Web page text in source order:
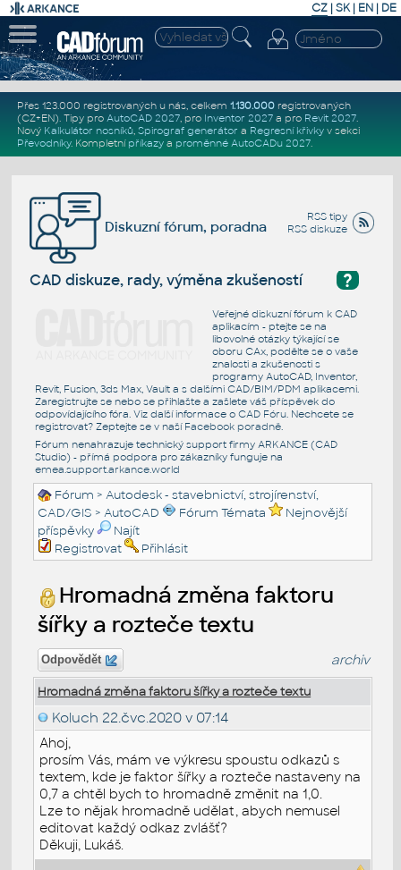
CZ | SK| EN | DE
Přes 123.000 registrovaných u nás, celkem 1.130.000registrovaných
(CZ+EN). Tipy pro AutoCAD 2027, pro Inventor 2027a pro Revit 2027.
Nový Kalkulátor nosníků, Spirograf generátor a Regresní křivkyv sekci
Převodníky. Kompletní příkazya proměnné AutoCADu 2027.
RSS tipy
RSS diskuze
Diskuzní fórum, poradna
?
CAD diskuze, rady, výměna zkušeností
Veřejné diskuzní fórum k CAD
aplikacím - ptejte se na
libovolné otázky týkající se
oboru CAx, podělte se o vaše
znalosti a zkušenosti s
programy AutoCAD, Inventor,
Revit, Fusion, 3ds Max, Vault a s dalšími CAD/BIM/PDM aplikacemi.
Zaregistrujte se nebo se přihlašte a zašlete váš příspěvek do
odpovídajícího fóra. Viz další informace o CAD Fóru. Nechcete se
registrovat? Zeptejte se v naší Facebook poradně.
Fórum nenahrazuje technický support firmy ARKANCE (CAD
Studio) - přímá podpora pro zákazníky funguje na
emea.support.arkance.world
Fórum >Autodesk - stavebnictví, strojírenství,
CAD/GIS >AutoCAD Fórum Témata
Nejnovější
příspěvky
Najít
Registrovat
Přihlásit
Hromadná změna faktoru
šířky a rozteče textu
Odpovědět archiv
Hromadná změna faktoru šířky a rozteče textu
Koluch 22.čvc.2020 v 07:14
Ahoj,
prosím Vás, mám ve výkresu spoustu odkazů s
textem, kde je faktor šířky a rozteče nastaveny na
0,7 a chtěl bych to hromadně změnit na 1,0.
Lze to nějak hromadně udělat, abych nemusel
editovat každý odkaz zvlášť?
Děkuji, Lukáš.